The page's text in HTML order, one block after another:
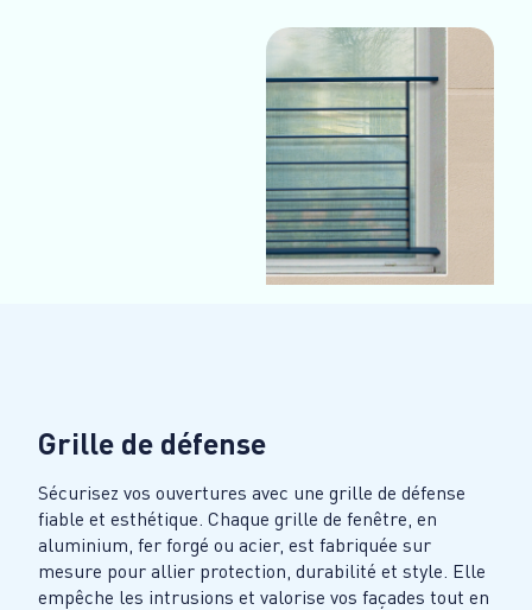
Grille de défense
Sécurisez vos ouvertures avec une grille de défense
fiable et esthétique. Chaque grille de fenêtre, en
aluminium, fer forgé ou acier, est fabriquée sur
mesure pour allier protection, durabilité et style. Elle
empêche les intrusions et valorise vos façades tout en